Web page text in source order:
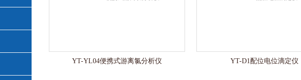
YT-YL04便携式游离氯分析仪 YT-D1配位电位滴定仪